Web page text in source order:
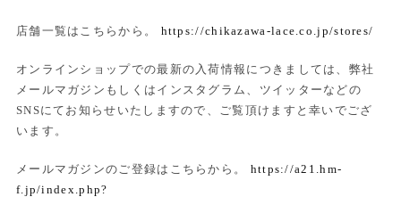
店舗一覧はこちらから。 https://chikazawa-lace.co.jp/stores/
オンラインショップでの最新の入荷情報につきましては、弊社
メールマガジンもしくはインスタグラム、ツイッターなどの
SNSにてお知らせいたしますので、ご覧頂けますと幸いでござ
います。
メールマガジンのご登録はこちらから。 https://a21.hm-
f.jp/index.php?